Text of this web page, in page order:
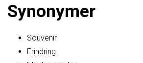
Synonymer
Souvenir
Erindring